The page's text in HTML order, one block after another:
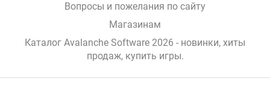
о
г
Вопросы и пожелания по сайту
Магазинам
Каталог Avalanche Software 2026 - новинки, хиты
продаж, купить игры.